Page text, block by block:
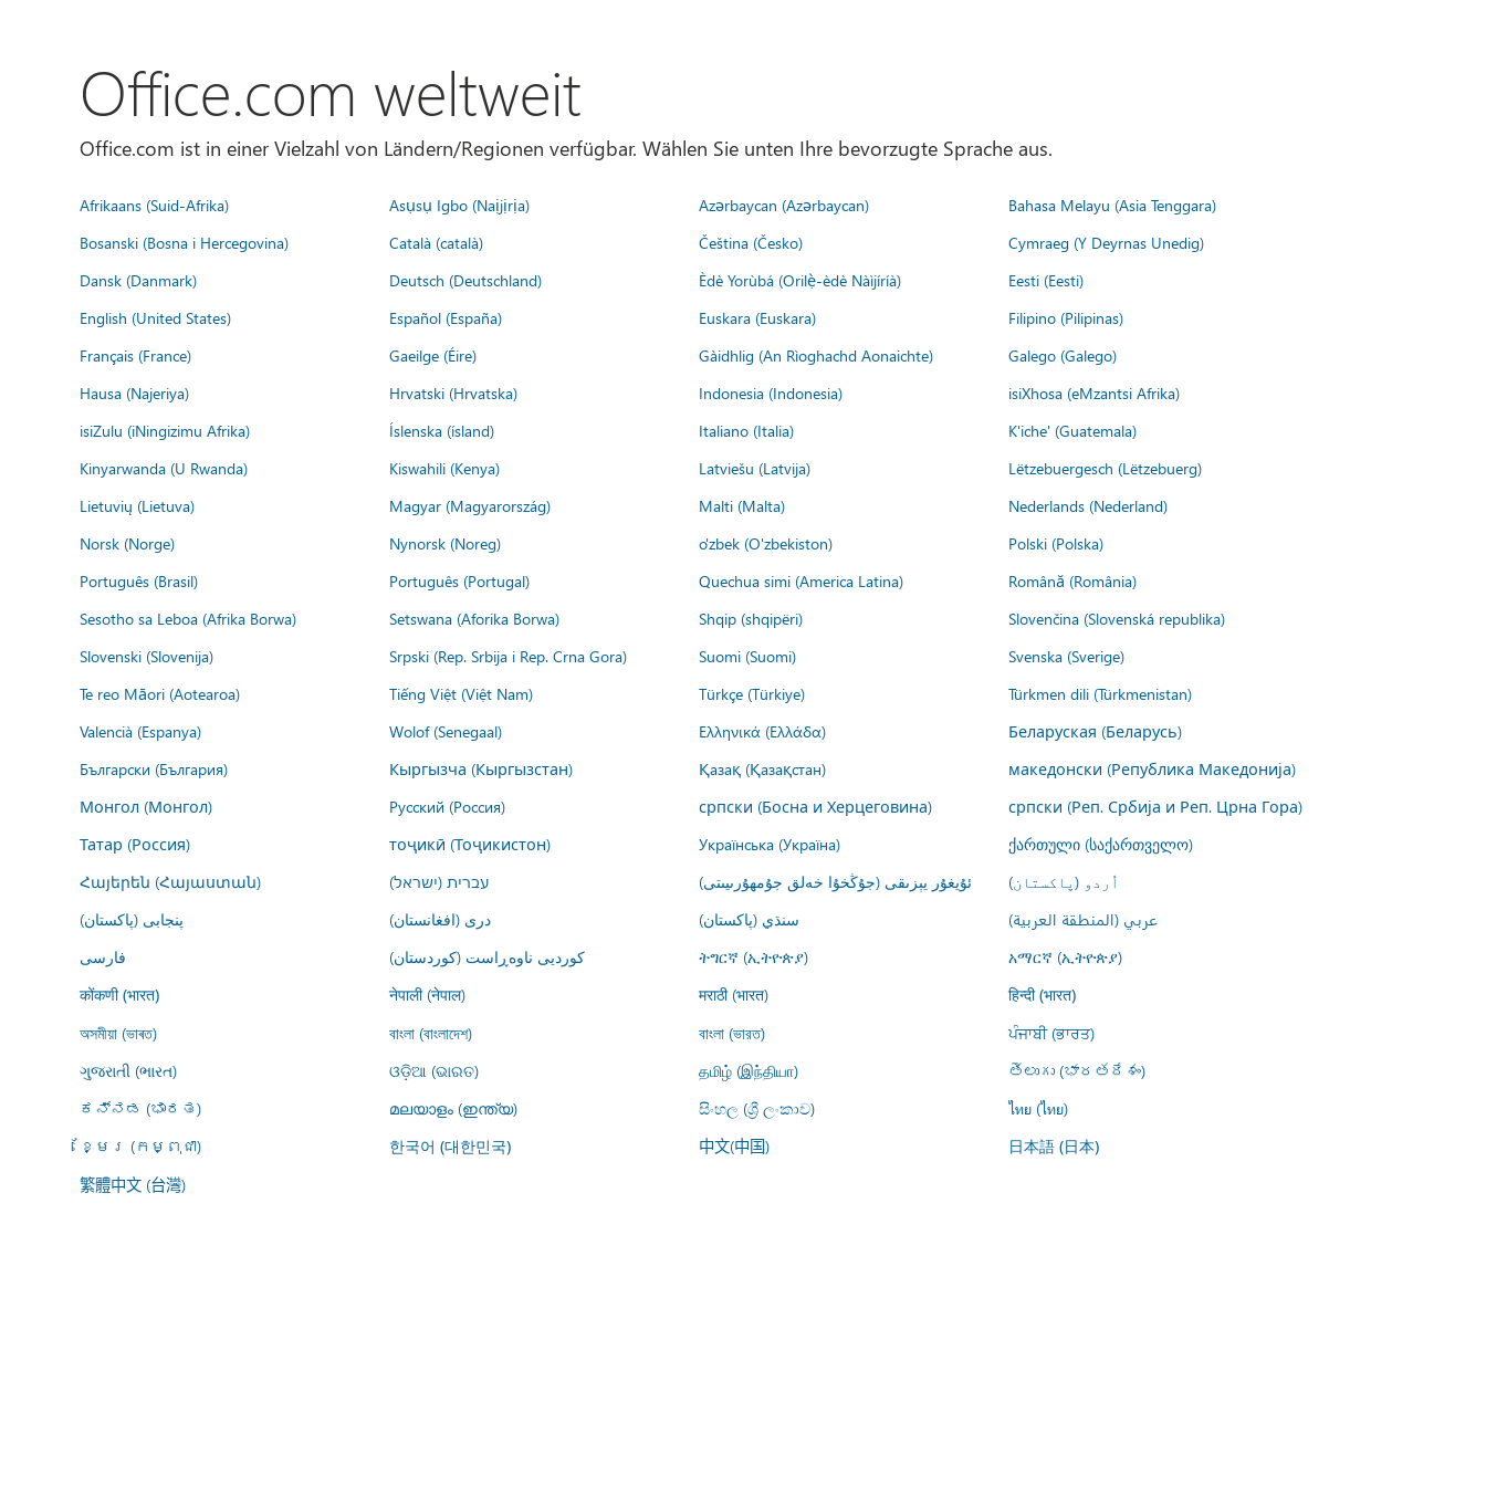
Office.com weltweit
Office.com ist in einer Vielzahl von Ländern/Regionen verfügbar. Wählen Sie unten Ihre bevorzugte Sprache aus.
Afrikaans (Suid-Afrika) Asụsụ Igbo (Naịjịrịa) Azərbaycan (Azərbaycan)
Bahasa Melayu (Asia Tenggara)
Bosanski (Bosna i Hercegovina)
Català (català) Čeština (Česko)
Cymraeg (Y Deyrnas Unedig)
Dansk (Danmark)
Deutsch (Deutschland) Èdè Yorùbá (Orilẹ̀-èdè Nàìjíríà)
Eesti (Eesti)
English (United States)
Español (España) Euskara (Euskara)
Filipino (Pilipinas)
Français (France)
Gaeilge (Éire) Gàidhlig (An Rìoghachd Aonaichte)
Galego (Galego)
Hausa (Najeriya)
Hrvatski (Hrvatska) Indonesia (Indonesia)
isiXhosa (eMzantsi Afrika)
isiZulu (iNingizimu Afrika)
Íslenska (ísland) Italiano (Italia)
K'iche' (Guatemala)
Kinyarwanda (U Rwanda)
Kiswahili (Kenya) Latviešu (Latvija)
Lëtzebuergesch (Lëtzebuerg)
Lietuvių (Lietuva)
Magyar (Magyarország) Malti (Malta)
Nederlands (Nederland)
Norsk (Norge)
Nynorsk (Noreg) o'zbek (O'zbekiston)
Polski (Polska)
Português (Brasil)
Português (Portugal) Quechua simi (America Latina)
Română (România)
Sesotho sa Leboa (Afrika Borwa)
Setswana (Aforika Borwa) Shqip (shqipëri)
Slovenčina (Slovenská republika)
Slovenski (Slovenija)
Srpski (Rep. Srbija i Rep. Crna Gora) Suomi (Suomi)
Svenska (Sverige)
Te reo Māori (Aotearoa)
Tiếng Việt (Việt Nam) Türkçe (Türkiye)
Türkmen dili (Türkmenistan)
Valencià (Espanya)
Wolof (Senegaal) Ελληνικά (Ελλάδα)
Беларуская (Беларусь)
Български (България)
Кыргызча (Кыргызстан) Қазақ (Қазақстан)
македонски (Република Македонија)
Монгол (Монгол)
Русский (Россия) српски (Босна и Херцеговина)
српски (Реп. Србија и Реп. Црна Гора)
Татар (Россия)
тоҷикӣ (Тоҷикистон) Українська (Україна)
ქართული (საქართველო)
Հայերեն (Հայաստան)
עברית (ישראל) ئۇيغۇر يېزىقى (جۇڭخۇا خەلق جۇمھۇرىيىتى)
اُردو (پاکستان)
پنجابی (پاکستان)
درى (افغانستان) سنڌي (پاکستان)
عربي (المنطقة العربية)
فارسى
کوردیی ناوەڕاست (کوردستان) ትግርኛ (ኢትዮጵያ) አማርኛ (ኢትዮጵያ)
कोंकणी (भारत) नेपाली (नेपाल) मराठी (भारत) हिन्दी (भारत)
অসমীয়া (ভাৰত) বাংলা (বাংলাদেশ) বাংলা (ভারত)
ਪੰਜਾਬੀ (ਭਾਰਤ)
ગુજરાતી (ભારત)
ଓଡ଼ିଆ (ଭାରତ) தமிழ் (இந்தியா)
తెలుగు (భారతదేశం)
ಕನ್ನಡ (ಭಾರತ)
മലയാളം (ഇന്ത്യ) සිංහල (ශ්‍රී ලංකාව)
ไทย (ไทย)
ខ្មែរ (កម្ពុជា)
한국어 (대한민국) 中文(中国) 日本語 (日本)
繁體中文 (台灣)